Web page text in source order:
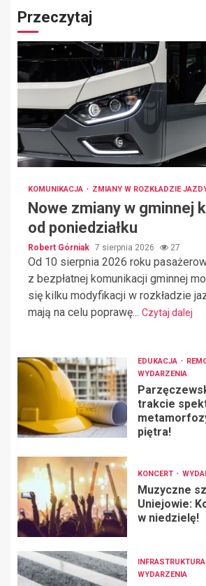
Przeczytaj
KOMUNIKACJA ZMIANY W ROZKŁADZIE
Nowe zmiany w gminnej
od poniedziałku
Robert Górniak 7 sierpnia 2026 27
Od 10 sierpnia 2026 roku
z bezpłatnej komunikacji gminnej
się kilku modyfikacji w rozkładzie
mają na celu poprawę... Czytaj dalej
EDUKACJA
WYDARZENIA
trakcie
piętra!
KONCERT
Muzyczne
Uniejowie:
w niedzielę!
INFRASTRUKTURA
WYDARZENIA